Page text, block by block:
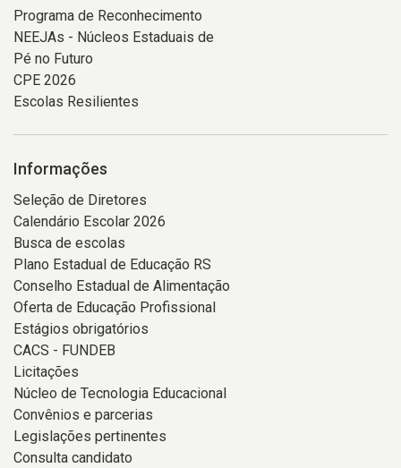
Programa de Reconhecimento
NEEJAs - Núcleos Estaduais de
Pé no Futuro
CPE 2026
Escolas Resilientes
Informações
Seleção de Diretores
Calendário Escolar 2026
Busca de escolas
Plano Estadual de Educação RS
Conselho Estadual de Alimentação
Oferta de Educação Profissional
Estágios obrigatórios
CACS - FUNDEB
Licitações
Núcleo de Tecnologia Educacional
Convênios e parcerias
Legislações pertinentes
Consulta candidato